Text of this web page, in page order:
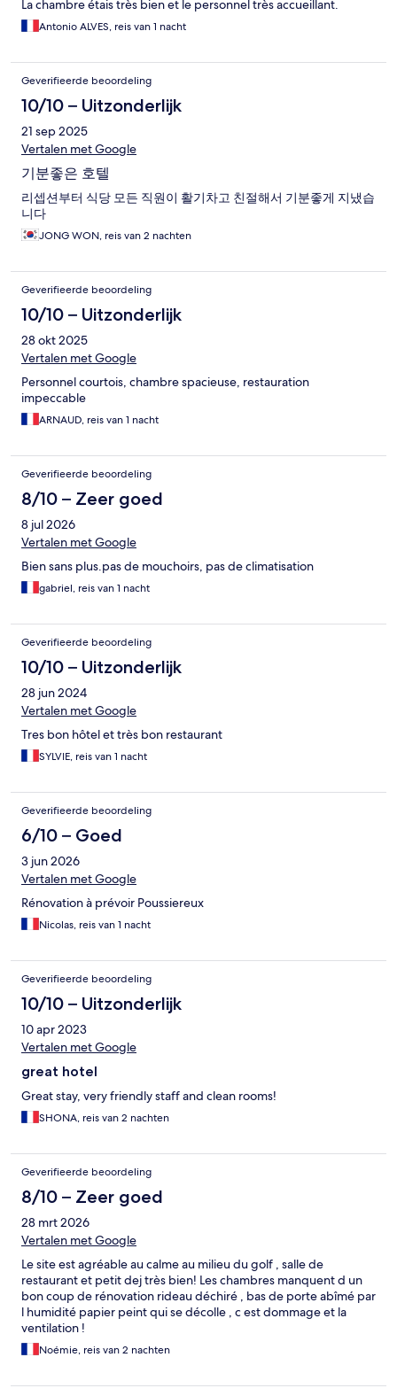
La chambre étais très bien et le personnel très accueillant.
Antonio ALVES, reis van 1 nacht
Geverifieerde beoordeling
10/10 – Uitzonderlijk
21 sep 2025
Vertalen met Google
기분좋은 호텔
리셉션부터 식당 모든 직원이 활기차고 친절해서 기분좋게 지냈습
니다
JONG WON, reis van 2 nachten
Geverifieerde beoordeling
10/10 – Uitzonderlijk
28 okt 2025
Vertalen met Google
Personnel courtois, chambre spacieuse, restauration
impeccable
ARNAUD, reis van 1 nacht
Geverifieerde beoordeling
8/10 – Zeer goed
8 jul 2026
Vertalen met Google
Bien sans plus.pas de mouchoirs, pas de climatisation
gabriel, reis van 1 nacht
Geverifieerde beoordeling
10/10 – Uitzonderlijk
28 jun 2024
Vertalen met Google
Tres bon hôtel et très bon restaurant
SYLVIE, reis van 1 nacht
Geverifieerde beoordeling
6/10 – Goed
3 jun 2026
Vertalen met Google
Rénovation à prévoir Poussiereux
Nicolas, reis van 1 nacht
Geverifieerde beoordeling
10/10 – Uitzonderlijk
10 apr 2023
Vertalen met Google
great hotel
Great stay, very friendly staff and clean rooms!
SHONA, reis van 2 nachten
Geverifieerde beoordeling
8/10 – Zeer goed
28 mrt 2026
Vertalen met Google
Le site est agréable au calme au milieu du golf , salle de
restaurant et petit dej très bien! Les chambres manquent d un
bon coup de rénovation rideau déchiré , bas de porte abîmé par
l humidité papier peint qui se décolle , c est dommage et la
ventilation !
Noémie, reis van 2 nachten